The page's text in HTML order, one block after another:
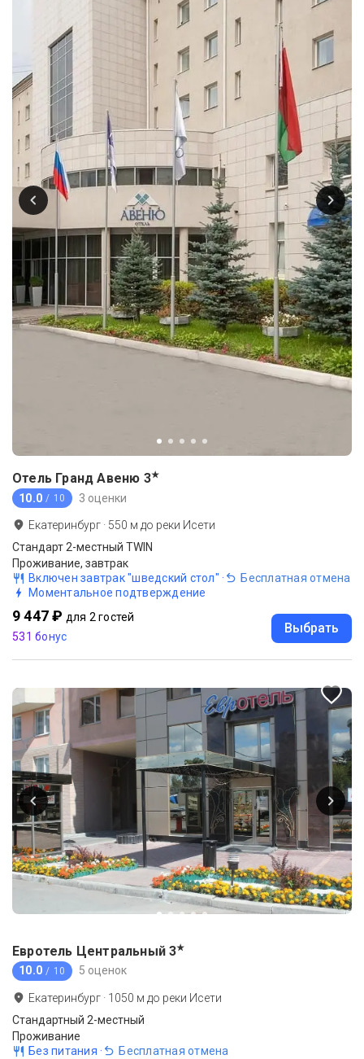
Отель Гранд Авеню 3★
10.0 / 10 3 оценки
Екатеринбург · 550 м до реки Исети
Стандарт 2-местный TWIN
Проживание, завтрак
Включен завтрак "шведский стол" ·
Бесплатная отмена
Моментальное подтверждение
9 447 ₽ для 2 гостей
531 бонус
Выбрать
Евротель Центральный 3★
10.0 / 10 5 оценок
Екатеринбург · 1050 м до реки Исети
Стандартный 2-местный
Проживание
Без питания ·
Бесплатная отмена